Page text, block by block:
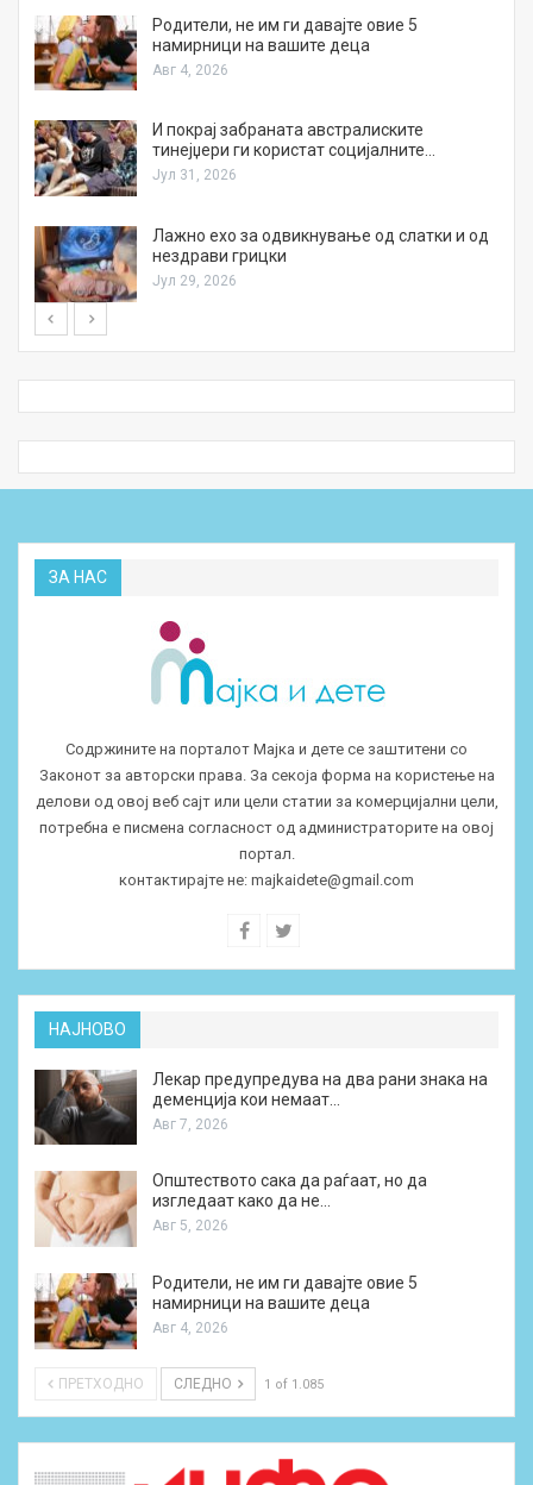
Родители, не им ги давајте овие 5
намирници на вашите деца
Авг 4, 2026
И покрај забраната австралиските
тинејџери ги користат социјалните…
Јул 31, 2026
Лажно ехо за одвикнување од слатки и од
нездрави грицки
Јул 29, 2026
ЗА НАС
Содржините на порталот Мајка и дете се заштитени со
Законот за авторски права. За секоја форма на користење на
делови од овој веб сајт или цели статии за комерцијални цели,
потребна е писмена согласност од администраторите на овој
портал.
контактирајте не: majkaidete@gmail.com
НАЈНОВО
Лекар предупредува на два рани знака на
деменција кои немаат…
Авг 7, 2026
Општеството сака да раѓаат, но да
изгледаат како да не…
Авг 5, 2026
Родители, не им ги давајте овие 5
намирници на вашите деца
Авг 4, 2026
ПРЕТХОДНО СЛЕДНО 1 of 1.085